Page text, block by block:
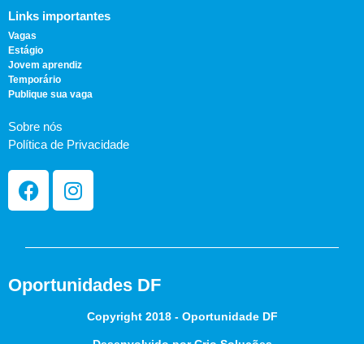
Links importantes
Vagas
Estágio
Jovem aprendiz
Temporário
Publique sua vaga
Sobre nós
Política de Privacidade
Oportunidades DF
Copyright 2018 - Oportunidade DF